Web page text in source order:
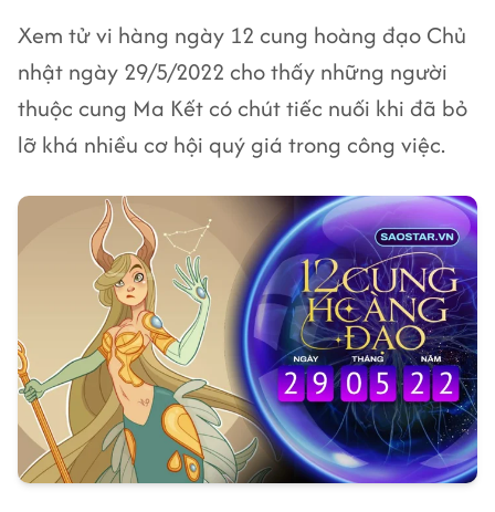
Xem tử vi hàng ngày 12 cung hoàng đạo Chủ
nhật ngày 29/5/2022 cho thấy những người
thuộc cung Ma Kết có chút tiếc nuối khi đã bỏ
lỡ khá nhiều cơ hội quý giá trong công việc.